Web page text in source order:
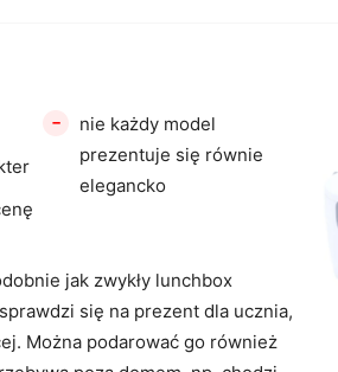
jak zwykły lunchbox
się na prezent dla ucznia,
Można podarować go również
-
nie każdy model
prezentuje się równie
elegancko